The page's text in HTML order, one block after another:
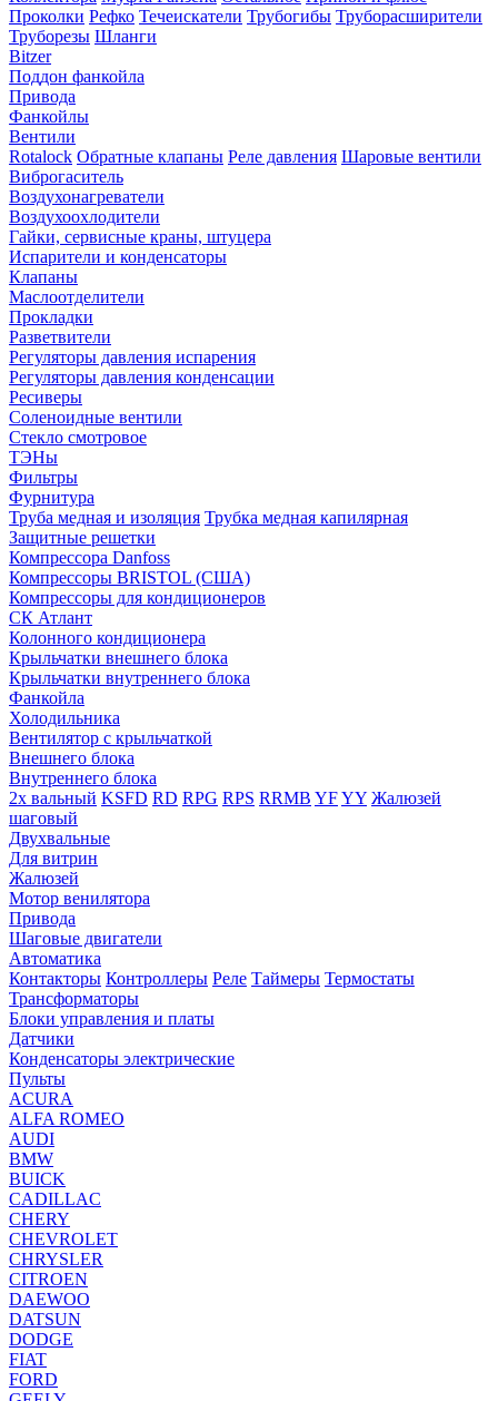
Проколки Рефко Течеискатели Трубогибы Труборасширители
Труборезы Шланги
Bitzer
Поддон фанкойла
Привода
Фанкойлы
Вентили
Rotalock Обратные клапаны Реле давления Шаровые вентили
Виброгаситель
Воздухонагреватели
Воздухоохлодители
Гайки, сервисные краны, штуцера
Испарители и конденсаторы
Клапаны
Маслоотделители
Прокладки
Разветвители
Регуляторы давления испарения
Регуляторы давления конденсации
Ресиверы
Соленоидные вентили
Стекло смотровое
ТЭНы
Фильтры
Фурнитура
Труба медная и изоляция Трубка медная капилярная
Защитные решетки
Компрессора Danfoss
Компрессоры BRISTOL (США)
Компрессоры для кондиционеров
СК Атлант
Колонного кондиционера
Крыльчатки внешнего блока
Крыльчатки внутреннего блока
Фанкойла
Холодильника
Вентилятор с крыльчаткой
Внешнего блока
Внутреннего блока
2х вальный KSFD RD RPG RPS RRMB YFYY Жалюзей
шаговый
Двухвальные
Для витрин
Жалюзей
Мотор венилятора
Привода
Шаговые двигатели
Автоматика
Контакторы Контроллеры Реле Таймеры Термостаты
Трансформаторы
Блоки управления и платы
Датчики
Конденсаторы электрические
Пульты
ACURA
ALFA ROMEO
AUDI
BMW
BUICK
CADILLAC
CHERY
CHEVROLET
CHRYSLER
CITROEN
DAEWOO
DATSUN
DODGE
FIAT
FORD